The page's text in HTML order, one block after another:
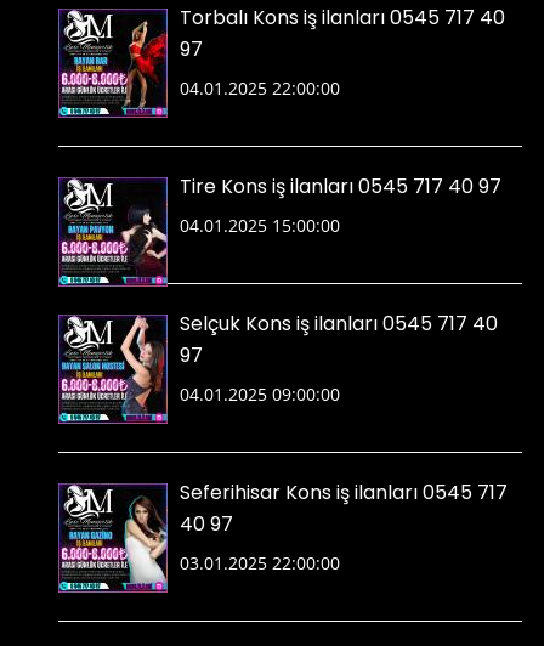
Torbalı Kons iş ilanları 0545 717 40
97
04.01.2025 22:00:00
Tire Kons iş ilanları 0545 717 40 97
04.01.2025 15:00:00
Selçuk Kons iş ilanları 0545 717 40
97
04.01.2025 09:00:00
Seferihisar Kons iş ilanları 0545 717
40 97
03.01.2025 22:00:00